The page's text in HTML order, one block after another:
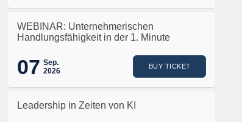
WEBINAR: Unternehmerischen
Handlungsfähigkeit in der 1. Minute
07 Sep.
2026
BUY TICKET
Leadership in Zeiten von KI